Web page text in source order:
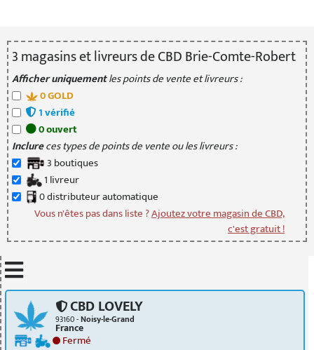
3magasinset livreursde CBD Brie-Comte-Robert
Afficher uniquementles points de vente et livreurs :
0GOLD
1vérifié
0ouvert
Inclureces types de points de vente ou les livreurs :
3 boutiques
1 livreur
0distributeurautomatique
Vous n'êtes pas dans liste ?Ajoutez votre magasin de CBD,
c'est gratuit !
CBD LOVELY
93160 -Noisy-le-Grand
France
Fermé